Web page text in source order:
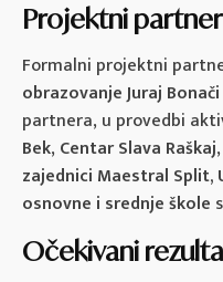
Projektni partner
Formalni projektni
obrazovanje Juraj Bonači
partnera, u provedbi
Bek, Centar Slava Raškaj,
zajednici Maestral Split,
osnovne i srednje škole
Očekivani